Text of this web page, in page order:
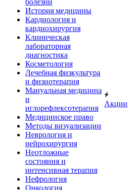
болезни
История медицины
Кардиология и
кардиохирургия
Клиническая
лабораторная
диагностика
Косметология
Лечебная физкультура
и физиотерапия
Мануальная медицина
и
иглорефлексотерапия
Медицинское право
Методы визуализации
Неврология и
нейрохирургия
Неотложные
состояния и
интенсивная терапия
Нефрология
Онкология
Акции